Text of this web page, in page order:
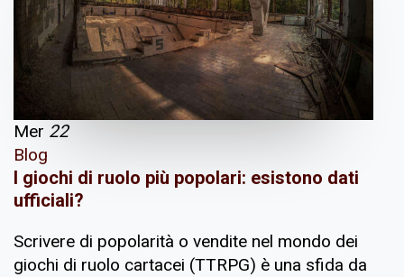
Mer 22
Blog
I giochi di ruolo più popolari: esistono dati
ufficiali?
Scrivere di popolarità o vendite nel mondo dei
giochi di ruolo cartacei (TTRPG) è una sfida da